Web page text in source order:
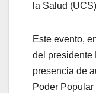
la Salud
Este evento,
del presidente
presencia de
Poder